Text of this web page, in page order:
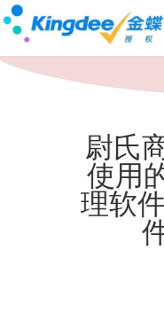
尉氏
使用
理软